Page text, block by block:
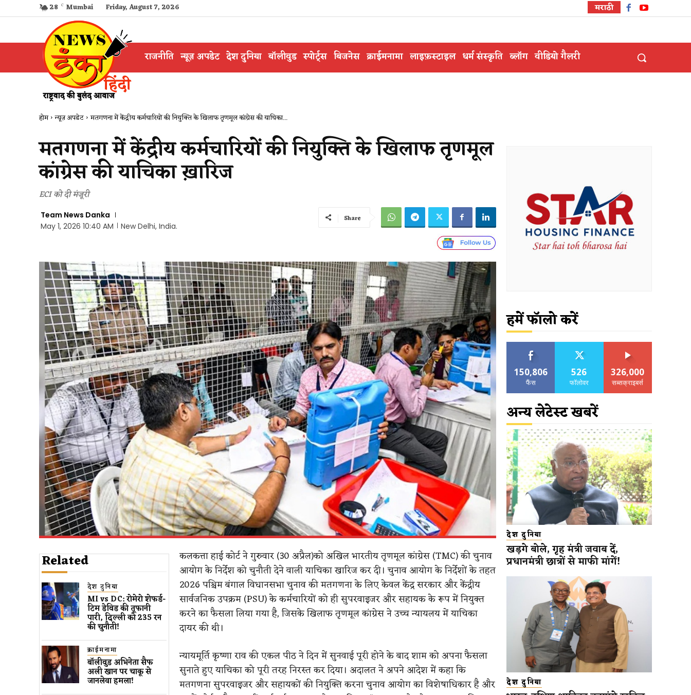
28 C Mumbai Friday, August 7, 2026 मराठी
राजनीति न्यूज़ अपडेट देश दुनिया बॉलीवुड स्पोर्ट्स बिजनेस क्राईमनामा लाइफ़स्टाइल धर्म संस्कृति ब्लॉग वीडियो गैलरी
होम न्यूज़ अपडेट मतगणना में केंद्रीय कर्मचारियों की नियुक्ति के खिलाफ तृणमूल कांग्रेस की याचिका...
मतगणना में केंद्रीय कर्मचारियों की नियुक्ति के खिलाफ तृणमूल
कांग्रेस की याचिका ख़ारिज
ECI को दी मंजूरी
Team News Danka
May 1, 2026 10:40 AM
New Delhi, India.
Share
Related
देश दुनिया
MI vs DC: रोमेरो शेफर्ड-
टिम डेविड की तूफानी
पारी, दिल्ली को 235 रन
की चुनौती!
क्राईमनामा
बॉलीवुड​ अभिनेता सैफ
अली खान पर चाकू से ​
जानलेवा हमला​!
कलकत्ता हाई कोर्ट ने गुरुवार (30 अप्रैल)को अखिल भारतीय तृणमूल कांग्रेस (TMC) की चुनाव
आयोग के निर्देश को चुनौती देने वाली याचिका खारिज कर दी। चुनाव आयोग के निर्देशों के तहत
2026 पश्चिम बंगाल विधानसभा चुनाव की मतगणना के लिए केवल केंद्र सरकार और केंद्रीय
सार्वजनिक उपक्रम (PSU) के कर्मचारियों को ही सुपरवाइजर और सहायक के रूप में नियुक्त
करने का फैसला लिया गया है, जिसके खिलाफ तृणमूल कांग्रेस ने उच्च न्यायलय में याचिका
दायर की थी।
न्यायमूर्ति कृष्णा राव की एकल पीठ ने दिन में सुनवाई पूरी होने के बाद शाम को अपना फैसला
सुनाते हुए याचिका को पूरी तरह निरस्त कर दिया। अदालत ने अपने आदेश में कहा कि
मतगणना सुपरवाइजर और सहायकों की नियुक्ति करना चुनाव आयोग का विशेषाधिकार है और
हमें फॉलो करें
150,806
फैंस
526
फॉलोवर
326,000
सब्सक्राइबर्स
अन्य लेटेस्ट खबरें
देश दुनिया
खड़गे बोले, गृह मंत्री जवाब दें,
प्रधानमंत्री छात्रों से माफी मांगें!
देश दुनिया